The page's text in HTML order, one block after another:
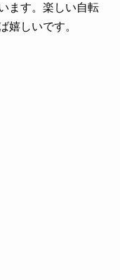
ます。楽しい自転
嬉しいです。